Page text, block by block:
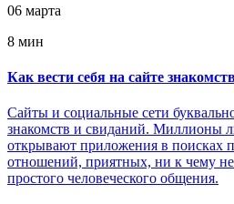
06 марта
8 мин
Как вести себя на сайте
Сайты и социальные сети
знакомств и свиданий. Миллионы
открывают приложения в поисках
отношений, приятных, ни к чему
простого человеческого общения.